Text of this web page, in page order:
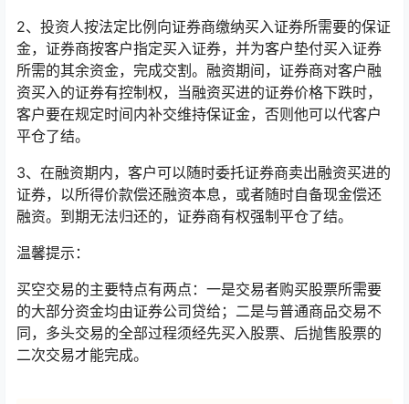
2、投资人按法定比例向证券商缴纳买入证券所需要的保证
金，证券商按客户指定买入证券，并为客户垫付买入证券
所需的其余资金，完成交割。融资期间，证券商对客户融
资买入的证券有控制权，当融资买进的证券价格下跌时，
客户要在规定时间内补交维持保证金，否则他可以代客户
平仓了结。
3、在融资期内，客户可以随时委托证券商卖出融资买进的
证券，以所得价款偿还融资本息，或者随时自备现金偿还
融资。到期无法归还的，证券商有权强制平仓了结。
温馨提示：
买空交易的主要特点有两点：一是交易者购买股票所需要
的大部分资金均由证券公司贷给；二是与普通商品交易不
同，多头交易的全部过程须经先买入股票、后抛售股票的
二次交易才能完成。